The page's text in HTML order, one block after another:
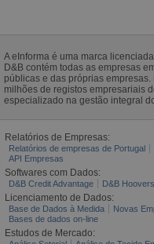
A eInforma é uma marca
D&B contém todas as empresas
públicas e das próprias
milhões de registos empresariais
especializado na gestão integral
Relatórios de Empresas:
Relatórios de empresas de Portugal
API Empresas
Softwares com Dados:
D&B Credit Advantage D&B Hoovers
Licenciamento de Dados:
Base de Dados à Medida Novas
Bases de dados on-line
Estudos de Mercado: